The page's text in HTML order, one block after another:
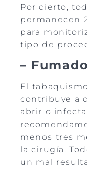
Por cierto,
permanecen
para
tipo de
–
El
contribuye a
abrir o
menos tres
la cirugía.
un mal